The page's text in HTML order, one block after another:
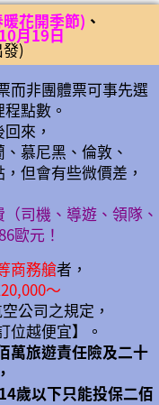
花開季節) 、
月19日
)
而非團體票可事先選
點數。
來，
慕尼黑、倫敦、
但會有些微價差，
司機、導遊、領隊、
歐元！
商務艙者，
～
空公司之規定，
位越便宜】。
萬旅遊責任險及二十
歲以下只能投保二佰